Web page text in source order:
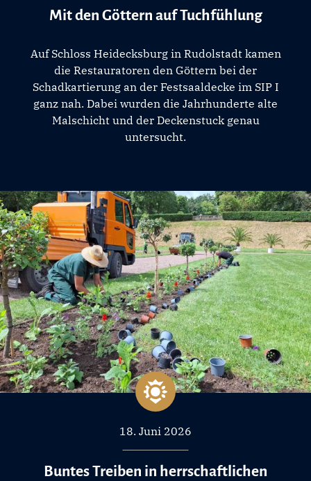
Mit den Göttern auf Tuchfühlung
Auf Schloss Heidecksburg in Rudolstadt kamen
die Restauratoren den Göttern bei der
Schadkartierung an der Festsaaldecke im SIP I
ganz nah. Dabei wurden die Jahrhunderte alte
Malschicht und der Deckenstuck genau
untersucht.
18. Juni 2026
Buntes Treiben in herrschaftlichen